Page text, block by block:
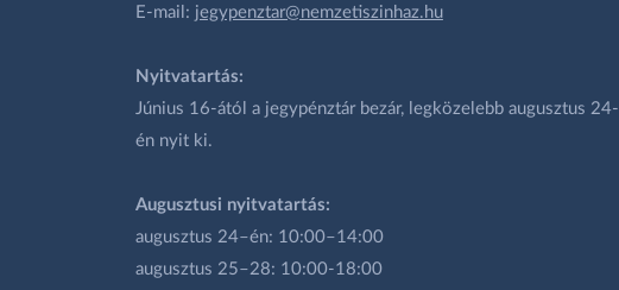
E-mail: jegypenztar@nemzetiszinhaz.hu
Nyitvatartás:
Június 16-ától a jegypénztár bezár, legközelebb augusztus 24-
én nyit ki.
Augusztusi nyitvatartás:
augusztus 24–én: 10:00–14:00
augusztus 25–28: 10:00-18:00